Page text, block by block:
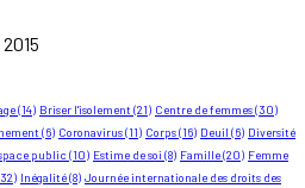
(14) Briser l'isolement (21) Centre de femmes(30)
(6) Coronavirus(11) Corps(16) Deuil (6) Diversité
public(10) Estime de soi (8) Famille(20) Femme
Inégalité(8) Journée internationale des droits des